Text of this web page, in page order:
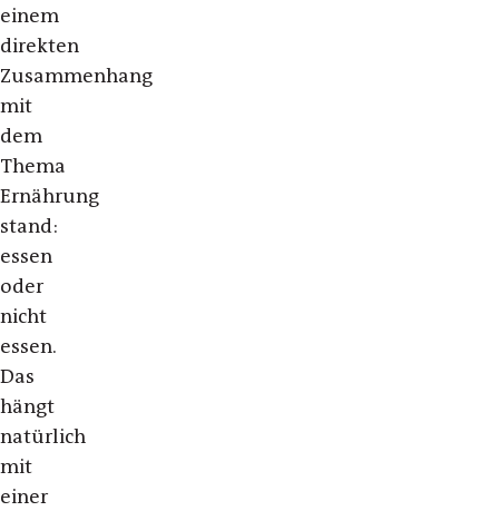
einem
direkten
Zusammenhang
mit
dem
Thema
Ernährung
stand:
essen
oder
nicht
essen.
Das
hängt
natürlich
mit
einer